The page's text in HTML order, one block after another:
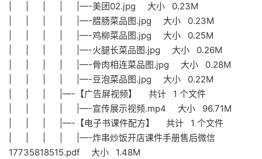
| | | | |—-美团02.jpg 大小 0.23M
| | | | |—-腊肠菜品图.jpg 大小 0.23M
| | | | |—-鸡柳菜品图.jpg 大小 0.25M
| | | | |—-火腿长菜品图.jpg 大小 0.26M
| | | | |—-骨肉相连菜品图.jpg 大小 0.28M
| | | | |—-豆泡菜品图.jpg 大小 0.22M
| | | |—-【广告屏视频】 共计 1 个文件
| | | | |—-宣传展示视频.mp4 大小 96.71M
| | | |—-【电子书课件配方】 共计 1 个文件
| | | | |—-炸串炒饭开店课件手册售后微信
17735818515.pdf 大小 1.48M